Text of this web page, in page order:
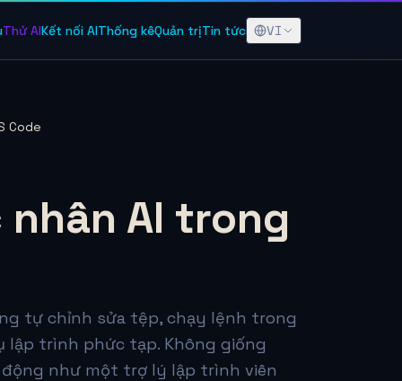
Thử AIKết nối AIThống kêQuản trịTin tức VI
Code
AI trong
tự chỉnh sửa tệp, chạy lệnh trong
lập trình phức tạp. Không giống
như một trợ lý lập trình viên